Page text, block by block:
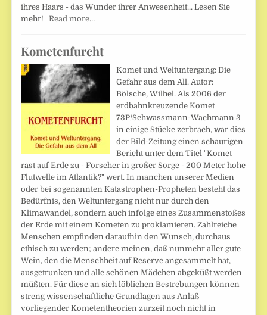
ihres Haars - das Wunder ihrer Anwesenheit... Lesen Sie
mehr! Read more…
Kometenfurcht
Komet und Weltuntergang: Die
Gefahr aus dem All. Autor:
Bölsche, Wilhel. Als 2006 der
erdbahnkreuzende Komet
73P/Schwassmann-Wachmann 3
in einige Stücke zerbrach, war dies
der Bild-Zeitung einen schaurigen
Bericht unter dem Titel "Komet
rast auf Erde zu - Forscher in großer Sorge - 200 Meter hohe
Flutwelle im Atlantik?" wert. In manchen unserer Medien
oder bei sogenannten Katastrophen-Propheten besteht das
Bedürfnis, den Weltuntergang nicht nur durch den
Klimawandel, sondern auch infolge eines Zusammenstoßes
der Erde mit einem Kometen zu proklamieren. Zahlreiche
Menschen empfinden daraufhin den Wunsch, durchaus
ethisch zu werden; andere meinen, daß nunmehr aller gute
Wein, den die Menschheit auf Reserve angesammelt hat,
ausgetrunken und alle schönen Mädchen abgeküßt werden
müßten. Für diese an sich löblichen Bestrebungen können
streng wissenschaftliche Grundlagen aus Anlaß
vorliegender Kometentheorien zurzeit noch nicht in